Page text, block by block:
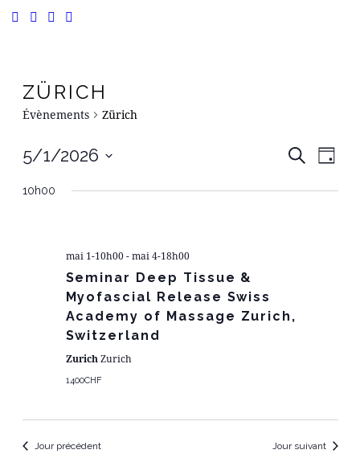
ZÜRICH
Évènements Zürich
ET
Recherche
Jour
5/1/2026
une
10h00
mai 1-10h00-mai 4-18h00
Seminar Deep Tissue &
Myofascial Release Swiss
Academy of Massage Zurich,
Switzerland
Zurich Zurich
1400CHF
Jour précédent Jour suivant